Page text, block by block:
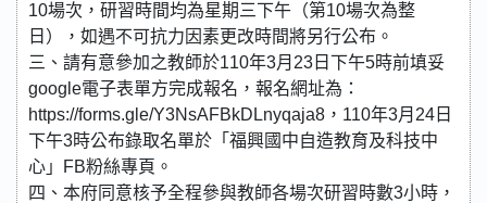
10場次，研習時間均為星期三下午（第10場次為整
日），如遇不可抗力因素更改時間將另行公布。
三、請有意參加之教師於110年3月23日下午5時前填妥
google電子表單方完成報名，報名網址為：
https://forms.gle/Y3NsAFBkDLnyqaja8，110年3月24日
下午3時公布錄取名單於「福興國中自造教育及科技中
心」FB粉絲專頁。
四、本府同意核予全程參與教師各場次研習時數3小時，